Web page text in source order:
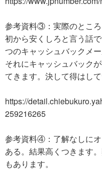
参考資料③：実際のとこ
初から安くしろと言う話
つのキャッシュバックメ
それにキャッシュバック
てきます。決して得はして
https://
259216265
参考資料④：了解なしに
ある。結果高くつきます
もあります。